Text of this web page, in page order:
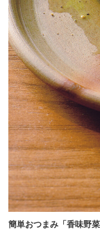
簡単おつまみ「香味野